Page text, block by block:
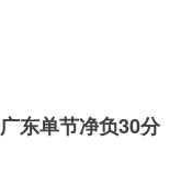
东单节净负30分